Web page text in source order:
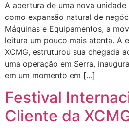
A abertura de uma nova
como expansão natural de
Máquinas e Equipamentos, a
leitura um pouco mais atenta. A
XCMG, estruturou sua chegada
uma operação em Serra,
em um momento em […]
Festival
Cliente da